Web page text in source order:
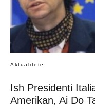
Aktualitete
Ish Presidenti
Amerikan, Ai Do